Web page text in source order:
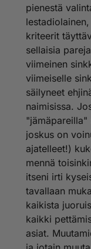
pienestä
kriteerit
sellaisia
viimeinen
viimeiselle
säilyneet
naimisissa.
"jämäpareilla"
joskus on
ajatelleet!)
mennä
itseni irti
tavallaan
kaikista
kaikki
asiat.